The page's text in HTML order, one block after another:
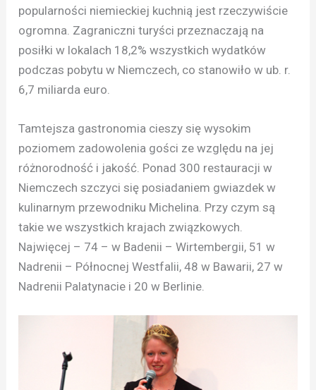
popularności niemieckiej kuchnią jest rzeczywiście
ogromna. Zagraniczni turyści przeznaczają na
posiłki w lokalach 18,2% wszystkich wydatków
podczas pobytu w Niemczech, co stanowiło w ub. r.
6,7 miliarda euro.
Tamtejsza gastronomia cieszy się wysokim
poziomem zadowolenia gości ze względu na jej
różnorodność i jakość. Ponad 300 restauracji w
Niemczech szczyci się posiadaniem gwiazdek w
kulinarnym przewodniku Michelina. Przy czym są
takie we wszystkich krajach związkowych.
Najwięcej – 74 – w Badenii – Wirtembergii, 51 w
Nadrenii – Północnej Westfalii, 48 w Bawarii, 27 w
Nadrenii Palatynacie i 20 w Berlinie.